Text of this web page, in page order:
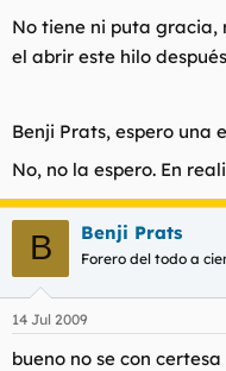
No tiene ni puta gracia,
el abrir este hilo
Benji Prats, espero una
No, no la espero. En
B Benji Prats
Forero del todo a
14 Jul 2009
bueno no se con